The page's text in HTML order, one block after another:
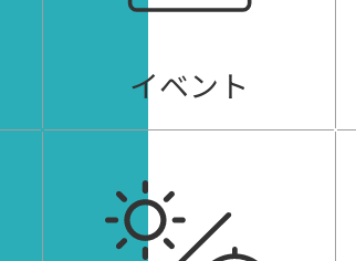
イベント